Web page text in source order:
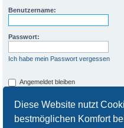
Diese Website nutzt
bestmöglichen Komfort
Benutzername:
Passwort:
Ich habe mein Passwort vergessen
Angemeldet bleiben